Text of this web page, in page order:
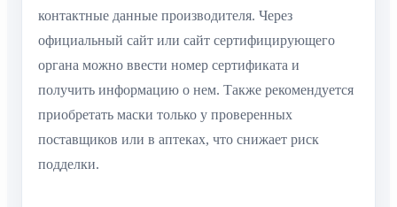
контактные данные производителя. Через
официальный сайт или сайт сертифицирующего
органа можно ввести номер сертификата и
получить информацию о нем. Также рекомендуется
приобретать маски только у проверенных
поставщиков или в аптеках, что снижает риск
подделки.